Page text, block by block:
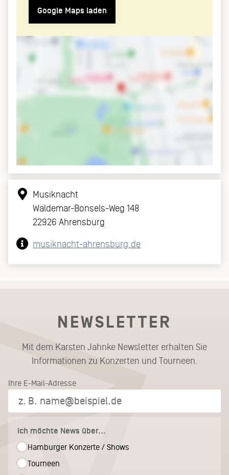
Google Maps laden
Musiknacht
Waldemar-Bonsels-Weg 148
22926 Ahrensburg
musiknacht-ahrensburg.de
NEWSLETTER
Mit dem Karsten Jahnke Newsletter erhalten Sie
Informationen zu Konzerten und Tourneen.
Ihre E-Mail-Adresse
Ich möchte News über...
Hamburger Konzerte / Shows
Tourneen